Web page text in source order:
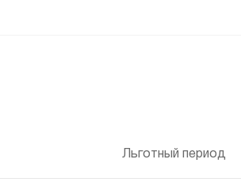
Льготный период